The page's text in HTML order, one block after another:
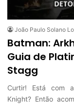
João Paulo Solano
Batman:
Guia de
Stagg
Curtir! Está com
Knight? Então